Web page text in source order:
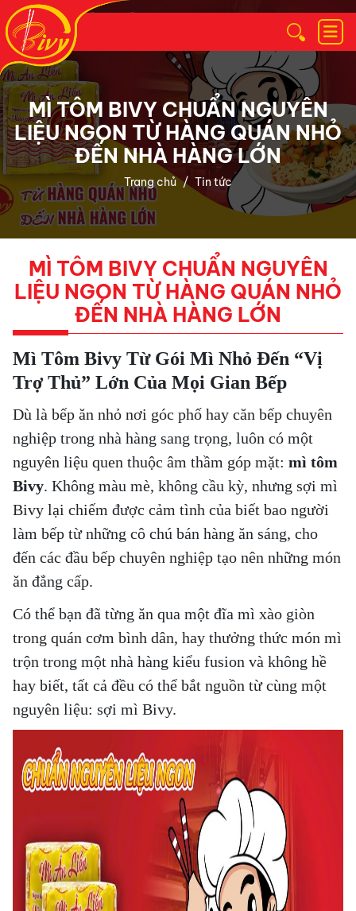
MÌ TÔM BIVY CHUẨN NGUYÊN
LIỆU NGON TỪ HÀNG QUÁN NHỎ
ĐẾN NHÀ HÀNG LỚN
Trang chủ Tin tức
MÌ TÔM BIVY CHUẨN NGUYÊN
LIỆU NGON TỪ HÀNG QUÁN NHỎ
ĐẾN NHÀ HÀNG LỚN
Mì Tôm Bivy Từ Gói Mì Nhỏ Đến “Vị
Trợ Thủ” Lớn Của Mọi Gian Bếp
Dù là bếp ăn nhỏ nơi góc phố hay căn bếp chuyên
nghiệp trong nhà hàng sang trọng, luôn có một
nguyên liệu quen thuộc âm thầm góp mặt:mì tôm
Bivy. Không màu mè, không cầu kỳ, nhưng sợi mì
Bivy lại chiếm được cảm tình của biết bao người
làm bếp từ những cô chú bán hàng ăn sáng, cho
đến các đầu bếp chuyên nghiệp tạo nên những món
ăn đẳng cấp.
Có thể bạn đã từng ăn qua một đĩa mì xào giòn
trong quán cơm bình dân, hay thưởng thức món mì
trộn trong một nhà hàng kiểu fusion và không hề
hay biết, tất cả đều có thể bắt nguồn từ cùng một
nguyên liệu: sợi mì Bivy.